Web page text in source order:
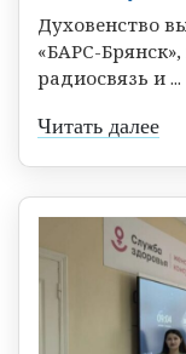
Духовенство
«БАРС-
радиосвязь и ...
Читать далее